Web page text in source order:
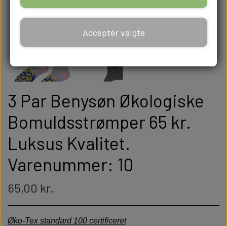
3 Par Benysøn Økologiske
Bomuldsstrømper 65 kr.
Luksus Kvalitet.
Varenummer: 10
65,00 kr.
Øko-Tex standard 100 certificeret
Acceptér valgte